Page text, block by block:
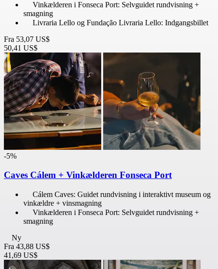
Vinkælderen i Fonseca Port: Selvguidet rundvisning +
smagning
Livraria Lello og Fundação Livraria Lello: Indgangsbillet
Fra 53,07 US$
50,41 US$
-5%
Caves Cálem + Vinkælderen Fonseca Port
Cálem Caves: Guidet rundvisning i interaktivt museum og
vinkældre + vinsmagning
Vinkælderen i Fonseca Port: Selvguidet rundvisning +
smagning
Ny
Fra 43,88 US$
41,69 US$